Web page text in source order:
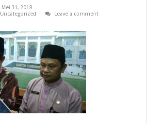
Mei 31, 2018
Uncategorized
Leave a comment